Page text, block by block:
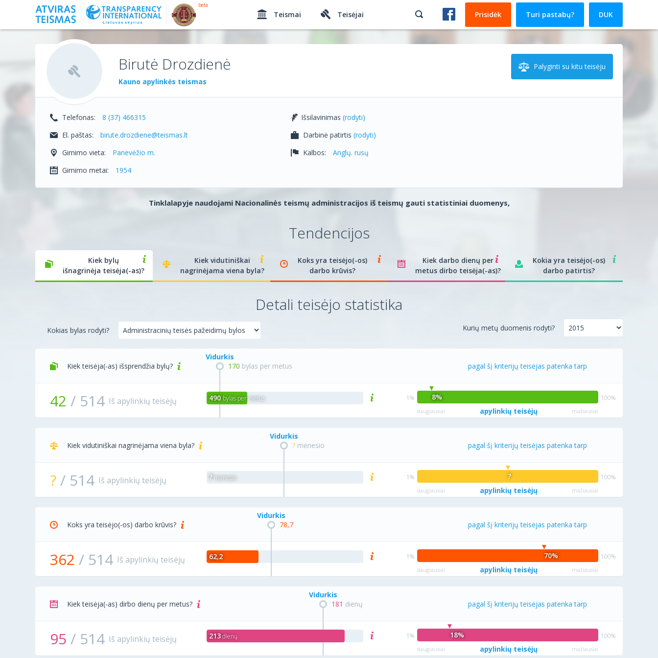
beta
Teismai Teisėjai Prisidėk Turi pastabų? DUK
Birutė Drozdienė
Kauno apylinkės teismas
Palyginti su kitu teisėju
Telefonas:
8 (37) 466315
El. paštas:
birute.drozdiene@teismas.lt
Gimimo vieta:
Panevėžio m.
Gimimo metai:
1954
Išsilavinimas (rodyti)
Darbinė patirtis (rodyti)
Kalbos:
Anglų. rusų
Tinklalapyje naudojami Nacionalinės teismų administracijos iš teismų gauti statistiniai duomenys,
Tendencijos
Kiek bylų
išnagrinėja teisėja(-as)?
Kiek vidutiniškai
nagrinėjama viena byla?
Koks yra teisėjo(-os)
darbo krūvis?
Kiek darbo dienų per
metus dirbo teisėja(-as)?
Kokia yra teisėjo(-os)
darbo patirtis?
Detali teisėjo statistika
Kokias bylas rodyti? Kurių metų duomenis rodyti?
Kiek teisėja(-as) išsprendžia bylų? pagal šį kriterijų teisėjas patenka tarp
42 / 514 Iš apylinkių teisėjų 8%
daugiausiai apylinkių teisėjų mažiausiai
170 bylas per metus
Vidurkis
490bylas per metus
Kiek vidutiniškai nagrinėjama viena byla? pagal šį kriterijų teisėjas patenka tarp
?/ 514 Iš apylinkių teisėjų ?
daugiausiai apylinkių teisėjų mažiausiai
? mėnesio
Vidurkis
? mėnesio
Koks yra teisėjo(-os) darbo krūvis? pagal šį kriterijų teisėjas patenka tarp
362 / 514 Iš apylinkių teisėjų 70%
daugiausiai apylinkių teisėjų mažiausiai
78,7
Vidurkis
62,2
Kiek teisėja(-as) dirbo dienų per metus? pagal šį kriterijų teisėjas patenka tarp
95 / 514 Iš apylinkių teisėjų 18%
daugiausiai apylinkių teisėjų mažiausiai
181 dienų
Vidurkis
213dienų